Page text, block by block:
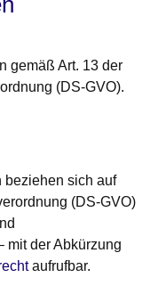
gemäß Art. 13 der
(DS-GVO).
beziehen sich auf
(DS-GVO)
mit der Abkürzung
Fenster
aufrufbar.